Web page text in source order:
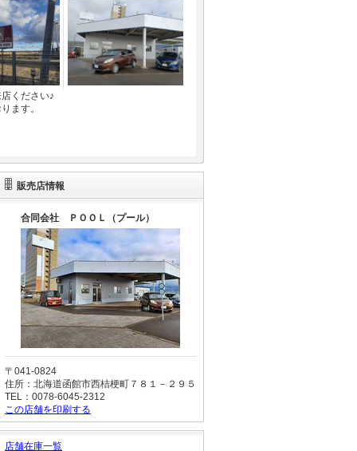
ください♪
ます。
販売店情報
合同会社 ＰＯＯＬ（プール）
〒041-0824
住所：北海道函館市西桔梗町７８１－２９５
TEL：0078-6045-2312
この店舗を印刷する
店舗在庫一覧